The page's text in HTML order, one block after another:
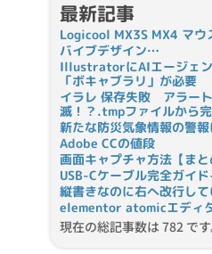
最新記事
Logicool MX3S MX4 マウ
バイブデザイン…
IllustratorにAIエージェン
「ボキャブラリ」が必要
イラレ 保存失敗 アラー
滅！？.tmpファイルから
新たな防災気象情報の警
Adobe CCの値段
画面キャプチャ方法【まと
USB-Cケーブル完全ガイ
縦書きなのに右へ改行して
elementor atomicエディ
現在の総記事数は 782 です